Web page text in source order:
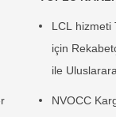
LCL hizmeti
için
ile
NVOCC